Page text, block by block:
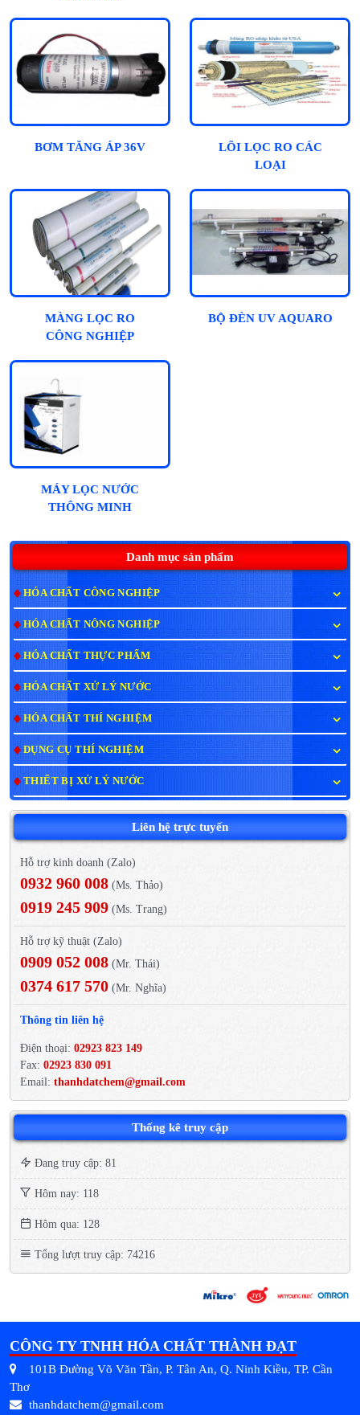
Danh mục sản phẩm
HÓA CHẤT CÔNG NGHIỆP
HÓA CHẤT NÔNG NGHIỆP
HÓA CHẤT THỰC PHẨM
HÓA CHẤT XỬ LÝ NƯỚC
HÓA CHẤT THÍ NGHIỆM
DỤNG CỤ THÍ NGHIỆM
THIẾT BỊ XỬ LÝ NƯỚC
Liên hệ trực tuyến
Hỗ trợ kinh doanh (Zalo)
0932 960 008 (Ms. Thảo)
0919 245 909 (Ms. Trang)
Hỗ trợ kỹ thuật (Zalo)
0909 052 008 (Mr. Thái)
0374 617 570 (Mr. Nghĩa)
Thông tin liên hệ
Điện thoại: 02923 823 149
Fax: 02923 830 091
Email: thanhdatchem@gmail.com
Thống kê truy cập
Đang truy cập: 81
Hôm nay: 118
Hôm qua: 128
Tổng lượt truy cập: 74216
BƠM TĂNG ÁP 36V
LÕI LỌC RO CÁC
LOẠI
MÀNG LỌC RO
CÔNG NGHIỆP
BỘ ĐÈN UV AQUARO
MÁY LỌC NƯỚC
THÔNG MINH
10 CẤP - CAO CẤP
CÔNG TY TNHH HÓA CHẤT THÀNH ĐẠT
101B Đường Võ Văn Tần, P. Tân An, Q. Ninh Kiều, TP. Cần
Thơ
thanhdatchem@gmail.com